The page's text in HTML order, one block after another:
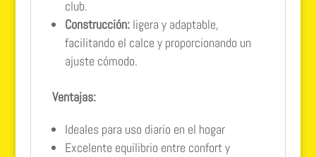
club.
Construcción:ligera y adaptable,
facilitando el calce y proporcionando un
ajuste cómodo.
Ventajas:
Ideales para uso diario en el hogar
Excelente equilibrio entre confort y